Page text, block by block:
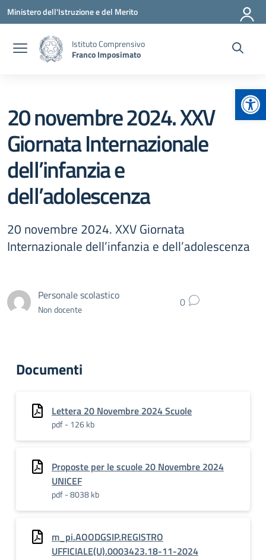
Vai ai contenuti
Vai al menu di navigazione
Vai al footer
Ministero dell'Istruzione e del Merito
Istituto Comprensivo
Franco Imposimato
20 novembre 2024. XXV
Giornata Internazionale
dell’infanzia e
dell’adolescenza
20 novembre 2024. XXV Giornata
Internazionale dell’infanzia e dell’adolescenza
Personale scolastico
Non docente 0
Documenti
Lettera 20 Novembre 2024 Scuole
pdf - 126 kb
Proposte per le scuole 20 Novembre 2024
UNICEF
pdf - 8038 kb
m_pi.AOODGSIP.REGISTRO
UFFICIALE(U).0003423.18-11-2024